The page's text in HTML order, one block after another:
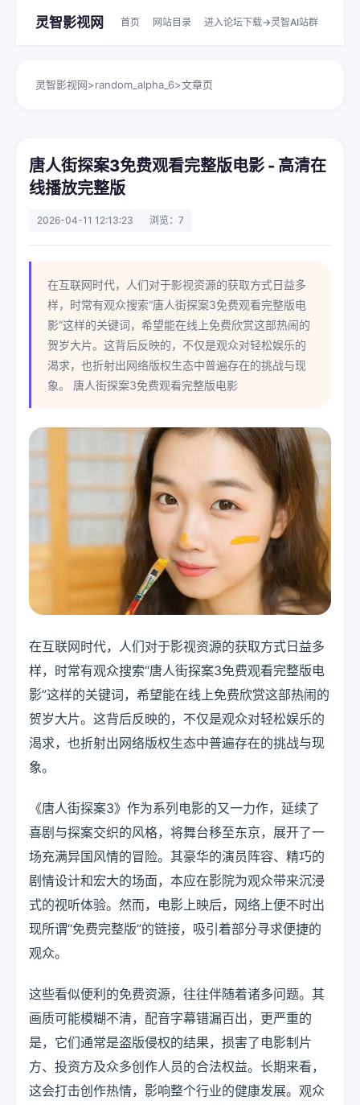
灵智影视网 首页 网站目录 进入论坛下载->灵智AI站群
灵智影视网>random_alpha_6>文章页
唐人街探案3免费观看完整版电影 - 高清在
线播放完整版
2026-04-11 12:13:23 浏览：7
在互联网时代，人们对于影视资源的获取方式日益多
样，时常有观众搜索“唐人街探案3免费观看完整版电
影”这样的关键词，希望能在线上免费欣赏这部热闹的
贺岁大片。这背后反映的，不仅是观众对轻松娱乐的
渴求，也折射出网络版权生态中普遍存在的挑战与现
象。 唐人街探案3免费观看完整版电影
在互联网时代，人们对于影视资源的获取方式日益多
样，时常有观众搜索“唐人街探案3免费观看完整版电
影”这样的关键词，希望能在线上免费欣赏这部热闹的
贺岁大片。这背后反映的，不仅是观众对轻松娱乐的
渴求，也折射出网络版权生态中普遍存在的挑战与现
象。
《唐人街探案3》作为系列电影的又一力作，延续了
喜剧与探案交织的风格，将舞台移至东京，展开了一
场充满异国风情的冒险。其豪华的演员阵容、精巧的
剧情设计和宏大的场面，本应在影院为观众带来沉浸
式的视听体验。然而，电影上映后，网络上便不时出
现所谓“免费完整版”的链接，吸引着部分寻求便捷的
观众。
这些看似便利的免费资源，往往伴随着诸多问题。其
画质可能模糊不清，配音字幕错漏百出，更严重的
是，它们通常是盗版侵权的结果，损害了电影制片
方、投资方及众多创作人员的合法权益。长期来看，
这会打击创作热情，影响整个行业的健康发展。观众